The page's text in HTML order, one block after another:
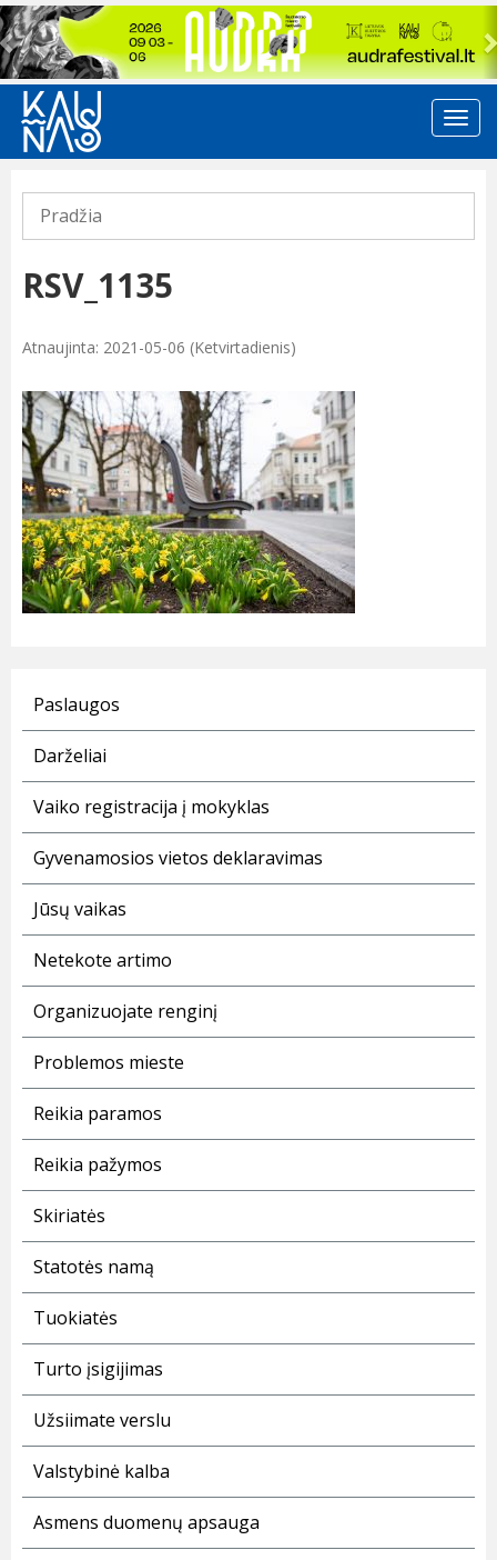
Previous
Pradžia
RSV_1135
Atnaujinta: 2021-05-06 (Ketvirtadienis)
Paslaugos
Darželiai
Vaiko registracija į mokyklas
Gyvenamosios vietos deklaravimas
Jūsų vaikas
Netekote artimo
Organizuojate renginį
Problemos mieste
Reikia paramos
Reikia pažymos
Skiriatės
Statotės namą
Tuokiatės
Turto įsigijimas
Užsiimate verslu
Valstybinė kalba
Asmens duomenų apsauga